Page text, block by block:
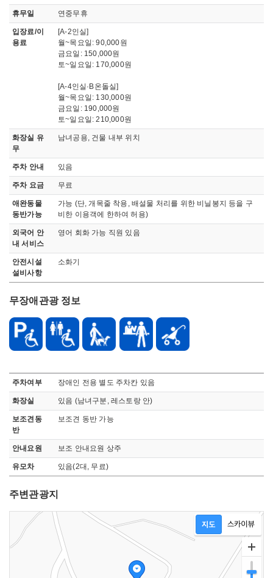
휴무일 연중무휴
입장료/이
용료
[A-2인실]
월~목요일: 90,000원
금요일: 150,000원
토~일요일: 170,000원
[A-4인실·B온돌실]
월~목요일: 130,000원
금요일: 190,000원
토~일요일: 210,000원
화장실 유
무
남녀공용, 건물 내부 위치
주차 안내 있음
주차 요금 무료
애완동물
동반가능
가능 (단, 개목줄 착용, 배설물 처리를 위한 비닐봉지 등을 구
비한 이용객에 한하여 허용)
외국어 안
내 서비스
영어 회화 가능 직원 있음
안전시설
설비사항
소화기
무장애관광 정보
주차여부 장애인 전용 별도 주차칸 있음
화장실 있음 (남녀구분, 레스토랑 안)
보조견동
반
보조견 동반 가능
안내요원 보조 안내요원 상주
유모차 있음(2대, 무료)
주변관광지
지도영역